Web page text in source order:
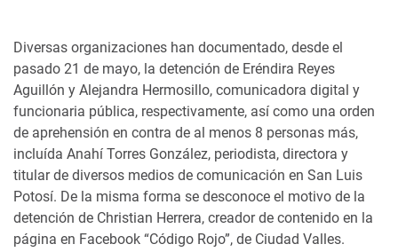
Diversas organizaciones han documentado, desde el
pasado 21 de mayo, la detención de Eréndira Reyes
Aguillón y Alejandra Hermosillo, comunicadora digital y
funcionaria pública, respectivamente, así como una orden
de aprehensión en contra de al menos 8 personas más,
incluída Anahí Torres González, periodista, directora y
titular de diversos medios de comunicación en San Luis
Potosí. De la misma forma se desconoce el motivo de la
detención de Christian Herrera, creador de contenido en la
página en Facebook “Código Rojo”, de Ciudad Valles.